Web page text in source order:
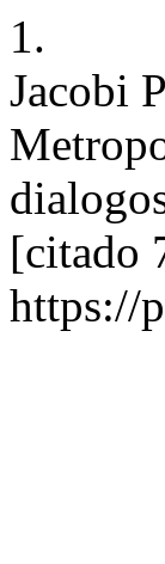
1.
Jacobi
[citado
https://